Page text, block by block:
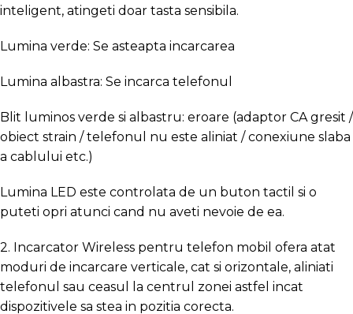
inteligent, atingeti doar tasta sensibila.
Lumina verde: Se asteapta incarcarea
Lumina albastra: Se incarca telefonul
Blit luminos verde si albastru: eroare (adaptor CA gresit /
obiect strain / telefonul nu este aliniat / conexiune slaba
a cablului etc.)
Lumina LED este controlata de un buton tactil si o
puteti opri atunci cand nu aveti nevoie de ea.
2. Incarcator Wireless pentru telefon mobil ofera atat
moduri de incarcare verticale, cat si orizontale, aliniati
telefonul sau ceasul la centrul zonei astfel incat
dispozitivele sa stea in pozitia corecta.